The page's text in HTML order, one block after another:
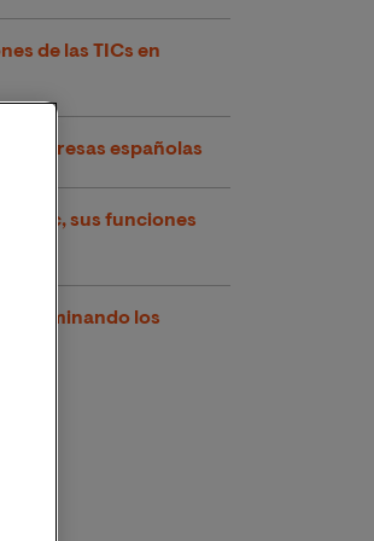
de las TICs en
empresas españolas
tic, sus funciones
dominando los